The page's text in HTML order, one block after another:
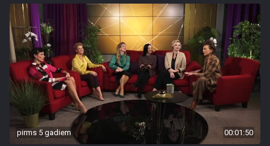
pirms 5 gadiem 00:01:50